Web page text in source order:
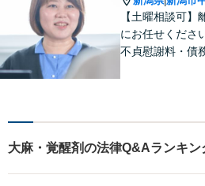
【土曜相談可】
にお任せくださ
不貞慰謝料・債
く）】
大麻・覚醒剤の法律Q&Aランキン